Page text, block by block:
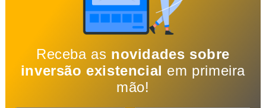
Receba as novidades sobre
inversão existencial em primeira
mão!